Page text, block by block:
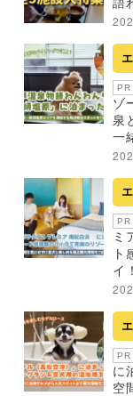
PR
ゾ
泉
一
PR
ミ
ト
イ
PR
に
空